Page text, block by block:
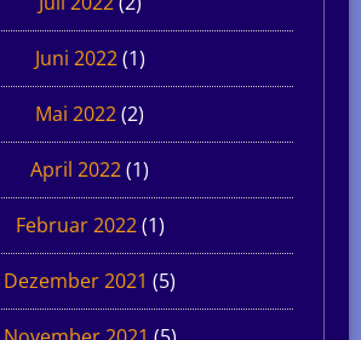
Juni 2022(1)
Mai 2022(2)
April 2022(1)
Februar 2022(1)
Dezember 2021 (5)